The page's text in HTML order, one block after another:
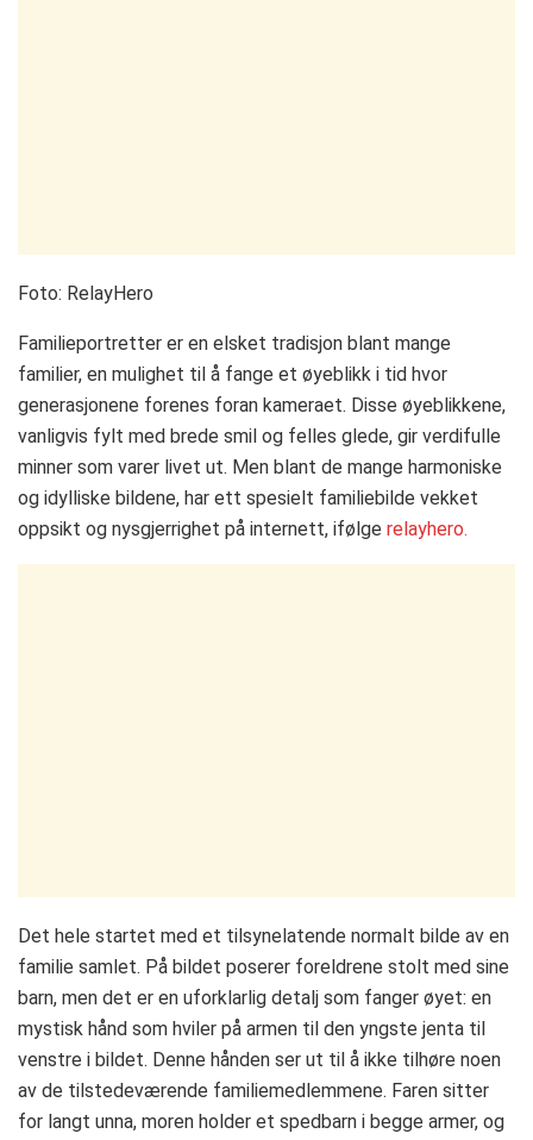
Foto: RelayHero
Familieportretter er en elsket tradisjon blant mange
familier, en mulighet til å fange et øyeblikk i tid hvor
generasjonene forenes foran kameraet. Disse øyeblikkene,
vanligvis fylt med brede smil og felles glede, gir verdifulle
minner som varer livet ut. Men blant de mange harmoniske
og idylliske bildene, har ett spesielt familiebilde vekket
oppsikt og nysgjerrighet på internett, ifølge relayhero.
Det hele startet med et tilsynelatende normalt bilde av en
familie samlet. På bildet poserer foreldrene stolt med sine
barn, men det er en uforklarlig detalj som fanger øyet: en
mystisk hånd som hviler på armen til den yngste jenta til
venstre i bildet. Denne hånden ser ut til å ikke tilhøre noen
av de tilstedeværende familiemedlemmene. Faren sitter
for langt unna, moren holder et spedbarn i begge armer, og